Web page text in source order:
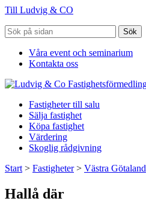
Till Ludvig & CO
Sök
Våra event och seminarium
Kontakta oss
Fastigheter till salu
Sälja fastighet
Köpa fastighet
Värdering
Skoglig rådgivning
Start > Fastigheter> Västra Götaland
Hallå där